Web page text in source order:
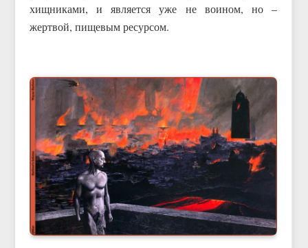
хищниками, и является уже не воином, но –
жертвой, пищевым ресурсом.